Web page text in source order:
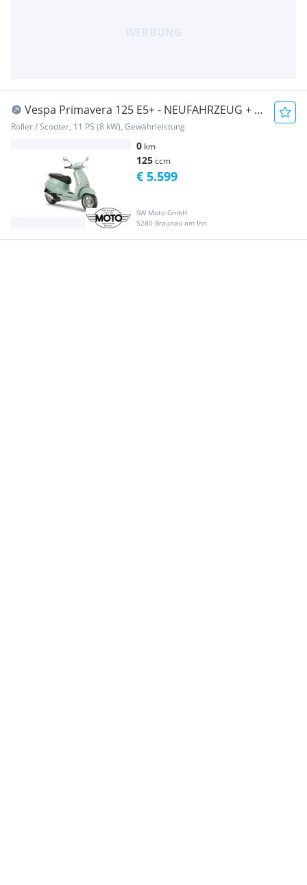
Vespa Primavera 125 E5+ - NEUFAHRZEUG + 4
Jahre Gara...
Roller / Scooter, 11 PS (8 kW), Gewährleistung
0 km
125ccm
SW Moto GmbH
5280 Braunau am Inn
€ 5.599